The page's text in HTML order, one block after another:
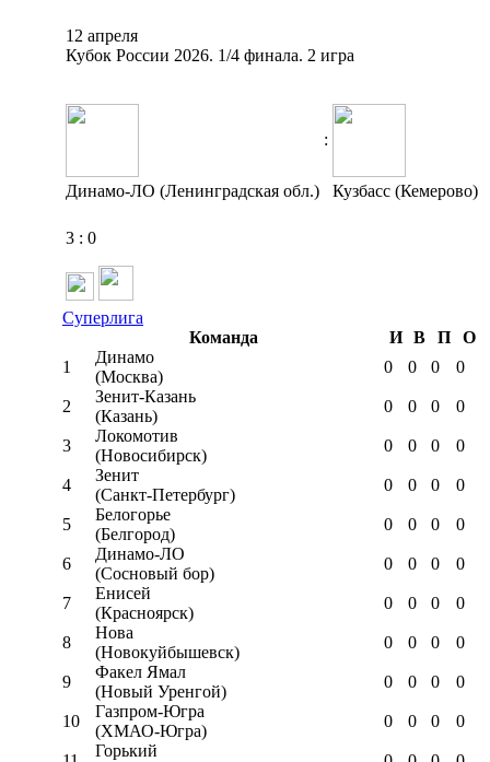
12 апреля
Кубок России 2026. 1/4 финала. 2 игра
:
Динамо-ЛО (Ленинградская обл.) Кузбасс (Кемерово)
3 : 0
Суперлига
Команда
И В П
О
1
Динамо
(Москва)
0 0 0 0
2
Зенит-Казань
(Казань)
0 0 0 0
3
Локомотив
(Новосибирск)
0 0 0 0
4
Зенит
(Санкт-Петербург)
0 0 0 0
5
Белогорье
(Белгород)
0 0 0 0
6
Динамо-ЛО
(Сосновый бор)
0 0 0 0
7
Енисей
(Красноярск)
0 0 0 0
8
Нова
(Новокуйбышевск)
0 0 0 0
9
Факел Ямал
(Новый Уренгой)
0 0 0 0
10
Газпром-Югра
(ХМАО-Югра)
0 0 0 0
Горький